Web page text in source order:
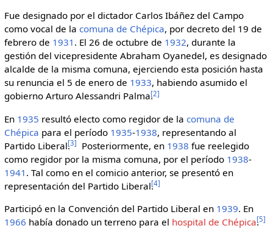
Fue designado por el dictador Carlos Ibáñez del Campo
como vocal de la comuna de Chépica, por decreto del 19 de
febrero de 1931 . El 26 de octubre de 1932, durante la
gestión del vicepresidente Abraham Oyanedel, es designado
alcalde de la misma comuna, ejerciendo esta posición hasta
su renuncia el 5 de enero de 1933, habiendo asumido el
gobierno Arturo Alessandri Palma.[2]
En 1935 resultó electo como regidor de la comuna de
Chépica para el período 1935-1938, representando al
Partido Liberal.[3] Posteriormente, en 1938 fue reelegido
como regidor por la misma comuna, por el período 1938-
1941 . Tal como en el comicio anterior, se presentó en
representación del Partido Liberal.[4]
Participó en la Convención del Partido Liberal en 1939. En
1966 había donado un terreno para el hospital de Chépica.[5]